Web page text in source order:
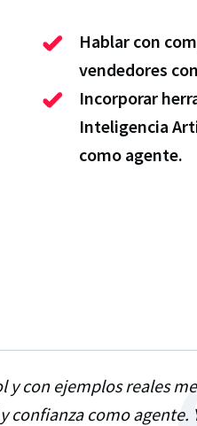
Hablar con
vendedores
Incorporar
Inteligencia
como agente.
y con ejemplos reales
confianza como agente.